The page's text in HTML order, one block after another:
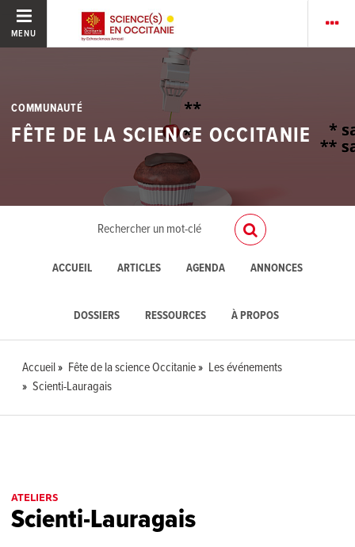
MENU
COMMUNAUTÉ
FÊTE DE LA SCIENCE OCCITANIE
ACCUEIL ARTICLES AGENDA ANNONCES
DOSSIERS RESSOURCES À PROPOS
Accueil Fête de la science Occitanie
Les événements
Scienti-Lauragais
ATELIERS
Scienti-Lauragais